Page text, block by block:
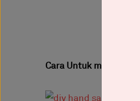
Cara Untuk membuat